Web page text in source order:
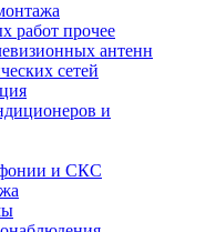
работ прочее
антенн
сетей
и
и СКС